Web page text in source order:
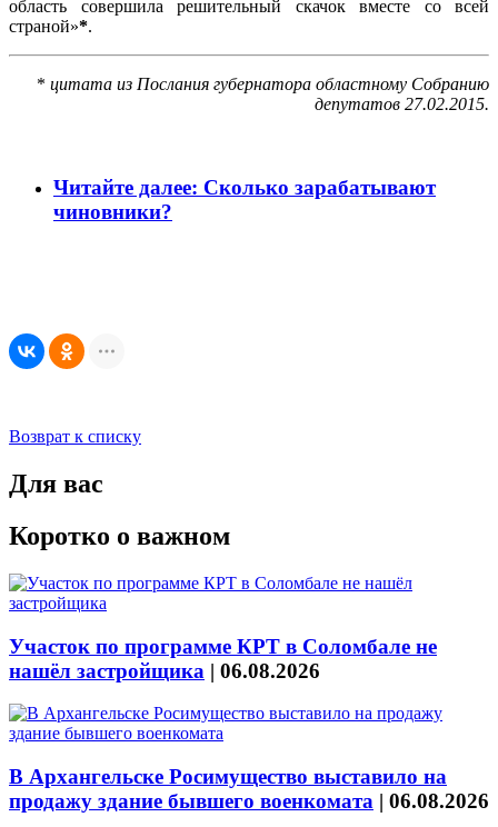
область совершила решительный скачок вместе со всей
страной»*.
* цитата из Послания губернатора областному Собранию
депутатов 27.02.2015.
Читайте далее: Сколько зарабатывают
чиновники?
Возврат к списку
Для вас
Коротко о важном
Участок по программе КРТ в Соломбале не
нашёл застройщика | 06.08.2026
В Архангельске Росимущество выставило на
продажу здание бывшего военкомата | 06.08.2026